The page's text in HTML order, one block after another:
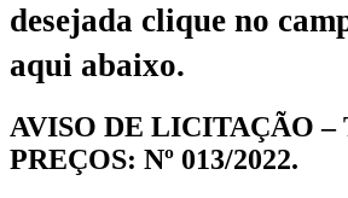
desejada clique no
aqui abaixo.
AVISO DE LICITAÇÃO –
PREÇOS: Nº 013/2022.